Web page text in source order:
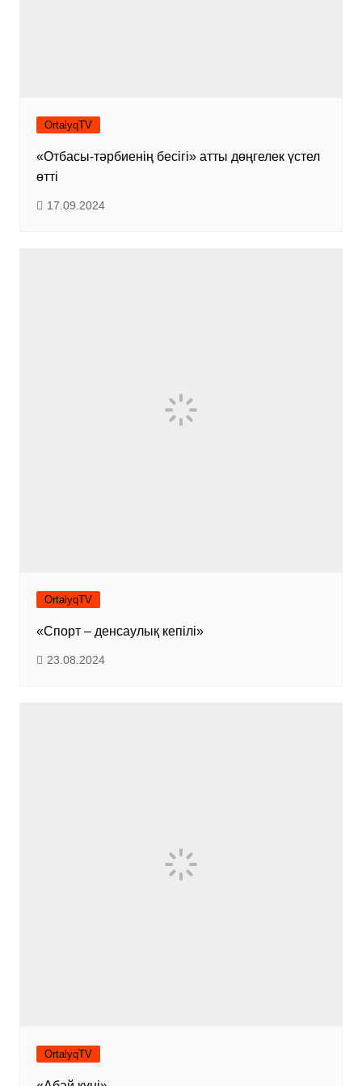
OrtalyqTV
«Отбасы-тәрбиенің бесігі» атты дөңгелек үстел
өтті
17.09.2024
OrtalyqTV
«Спорт – денсаулық кепілі»
23.08.2024
OrtalyqTV